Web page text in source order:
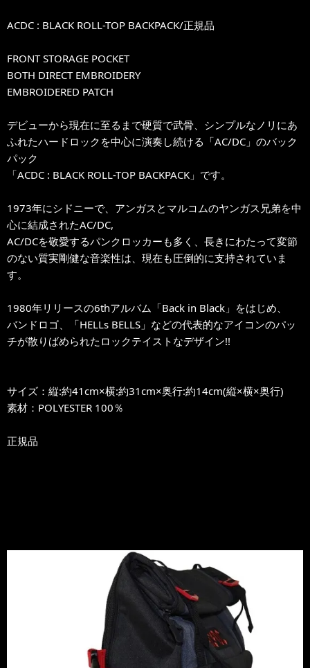
ACDC : BLACK ROLL-TOP BACKPACK/正規品
FRONT STORAGE POCKET
BOTH DIRECT EMBROIDERY
EMBROIDERED PATCH
デビューから現在に至るまで硬質で武骨、シンプルなノリにあ
ふれたハードロックを中心に演奏し続ける「AC/DC」のバック
パック
「ACDC : BLACK ROLL-TOP BACKPACK」です。
1973年にシドニーで、アンガスとマルコムのヤンガス兄弟を中
心に結成されたAC/DC,
AC/DCを敬愛するパンクロッカーも多く、長きにわたって変節
のない質実剛健な音楽性は、現在も圧倒的に支持されていま
す。
1980年リリースの6thアルバム「Back in Black」をはじめ、
バンドロゴ、「HELLs BELLS」などの代表的なアイコンのパッ
チが散りばめられたロックテイストなデザイン!!
サイズ：縦:約41cm×横:約31cm×奥行:約14cm(縦×横×奥行)
素材：POLYESTER 100％
正規品